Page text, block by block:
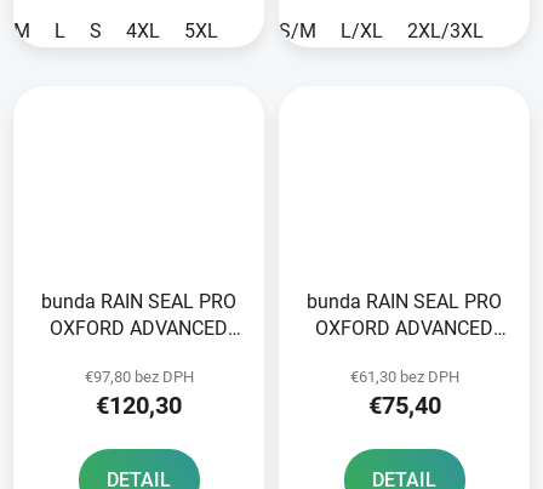
M L S 4XL 5XL S/M L/XL 2XL/3XL
bunda RAIN SEAL PRO
OXFORD ADVANCED
€97,80 bez DPH
€120,30
DETAIL
bunda RAIN SEAL PRO
OXFORD ADVANCED
€61,30 bez DPH
€75,40
DETAIL